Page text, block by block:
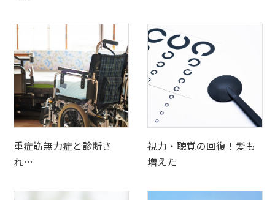
重症筋無力症と診断さ
れ…
視力・聴覚の回復！髪も
増えた